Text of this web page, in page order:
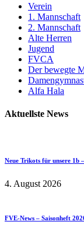
Verein
1. Mannschaft
2. Mannschaft
Alte Herren
Jugend
FVCA
Der bewegte
Alfa Hala
Aktuellste News
Neue Trikots für unsere 1b
4. August 2026
FVE-News – Saisonheft